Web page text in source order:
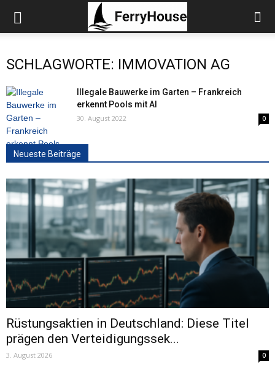
SCHLAGWORTE: IMMOVATION AG
Illegale Bauwerke im Garten – Frankreich
erkennt Pools mit AI
30. August 2022 0
Neueste Beiträge
Rüstungsaktien in Deutschland: Diese Titel
prägen den Verteidigungssek...
3. August 2026 0